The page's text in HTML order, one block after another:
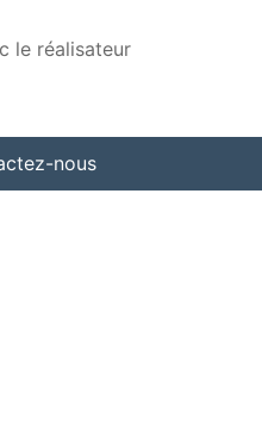
le réalisateur
nous